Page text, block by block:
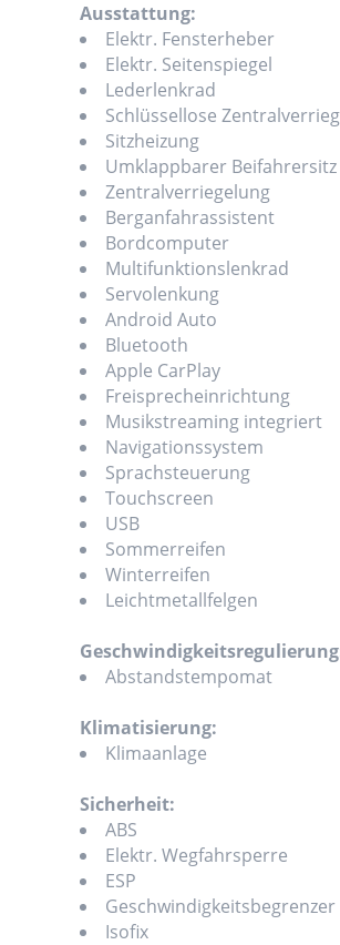
Ausstattung:
Elektr. Fensterheber
Elektr. Seitenspiegel
Lederlenkrad
Schlüssellose
Sitzheizung
Umklappbarer Beifahrersitz
Zentralverriegelung
Berganfahrassistent
Bordcomputer
Multifunktionslenkrad
Servolenkung
Android Auto
Bluetooth
Apple CarPlay
Freisprecheinrichtung
Musikstreaming integriert
Navigationssystem
Sprachsteuerung
Touchscreen
USB
Sommerreifen
Winterreifen
Leichtmetallfelgen
Abstandstempomat
Klimatisierung:
Klimaanlage
Sicherheit:
ABS
Elektr. Wegfahrsperre
ESP
Geschwindigkeitsbegrenzer
Isofix